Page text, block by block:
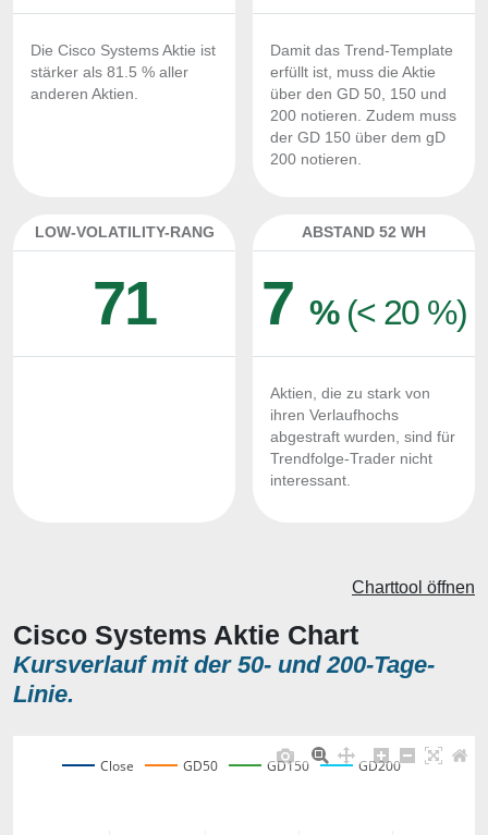
Die Cisco Systems Aktie ist
stärker als 81.5 % aller
anderen Aktien.
Damit das Trend-Template
erfüllt ist, muss die Aktie
über den GD 50, 150 und
200 notieren. Zudem muss
der GD 150 über dem gD
200 notieren.
LOW-VOLATILITY-RANG
71
ABSTAND 52 WH
7 % (< 20 %)
Aktien, die zu stark von
ihren Verlaufhochs
abgestraft wurden, sind für
Trendfolge-Trader nicht
interessant.
Cisco Systems Aktie Chart
Kursverlauf mit der 50- und 200-Tage-
Linie.
Charttool öffnen
Close GD50 GD150 GD200